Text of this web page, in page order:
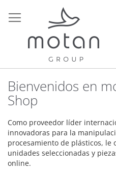
al
contenido
Bienvenidos en
Shop
Como proveedor líder
innovadoras para la
procesamiento de plásticos, le
unidades seleccionadas y
online.